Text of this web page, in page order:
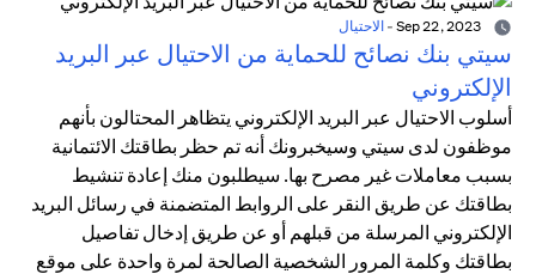
- الاحتيال
سيتي بنك نصائح للحماية من الاحتيال عبر البريد
الإلكتروني
أسلوب الاحتيال عبر البريد الإلكتروني يتظاهر المحتالون بأنهم
موظفون لدى سيتي وسيخبرونك أنه تم حظر بطاقتك الائتمانية
بسبب معاملات غير مصرح بها. سيطلبون منك إعادة تنشيط
بطاقتك عن طريق النقر على الروابط المتضمنة في رسائل البريد
الإلكتروني المرسلة من قبلهم أو عن طريق إدخال تفاصيل
بطاقتك وكلمة المرور الشخصية الصالحة لمرة واحدة على موقع